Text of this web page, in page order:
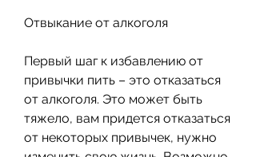
Отвыкание от алкоголя
Первый шаг к избавлению от
привычки пить – это отказаться
от алкоголя. Это может быть
тяжело, вам придется отказаться
от некоторых привычек, нужно